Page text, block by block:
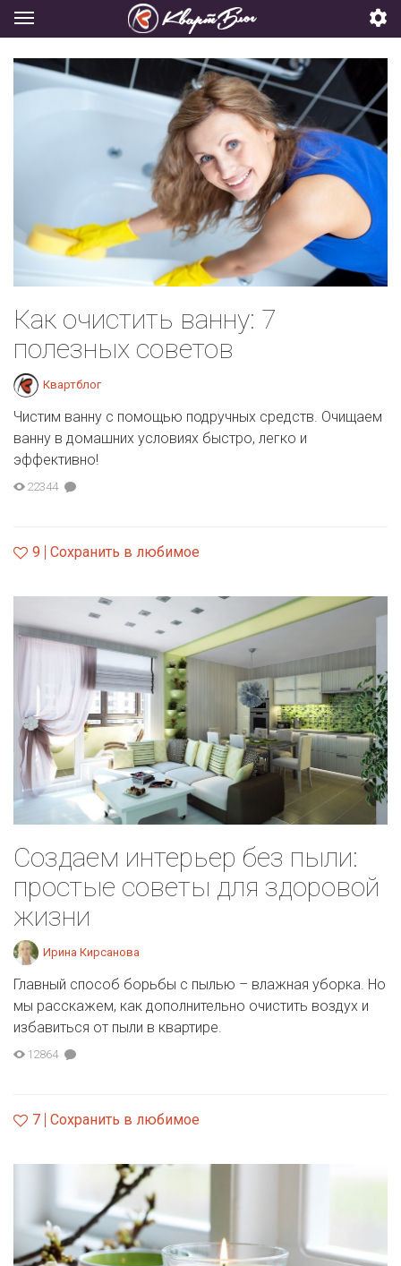
Как очистить ванну: 7
полезных советов
Квартблог
Чистим ванну с помощью подручных средств. Очищаем
ванну в домашних условиях быстро, легко и
эффективно!
22344
9 Сохранить в любимое
Создаем интерьер без пыли:
простые советы для здоровой
жизни
Ирина Кирсанова
Главный способ борьбы с пылью – влажная уборка. Но
мы расскажем, как дополнительно очистить воздух и
избавиться от пыли в квартире.
12864
7 Сохранить в любимое